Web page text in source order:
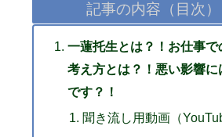
記事の内容（目次）
一蓮托生とは？！お仕事で
考え方とは？！悪い影響に
です？！
聞き流し用動画（